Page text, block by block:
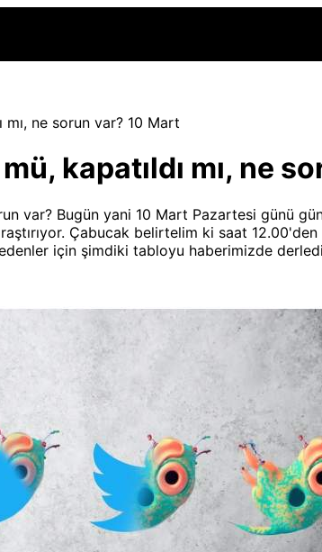
takip edebilirsiniz.
ne sorun var? 10 Mart
kapatıldı mı, ne
var? Bugün yani 10 Mart Pazartesi günü
Çabucak belirtelim ki saat
için şimdiki tabloyu haberimizde